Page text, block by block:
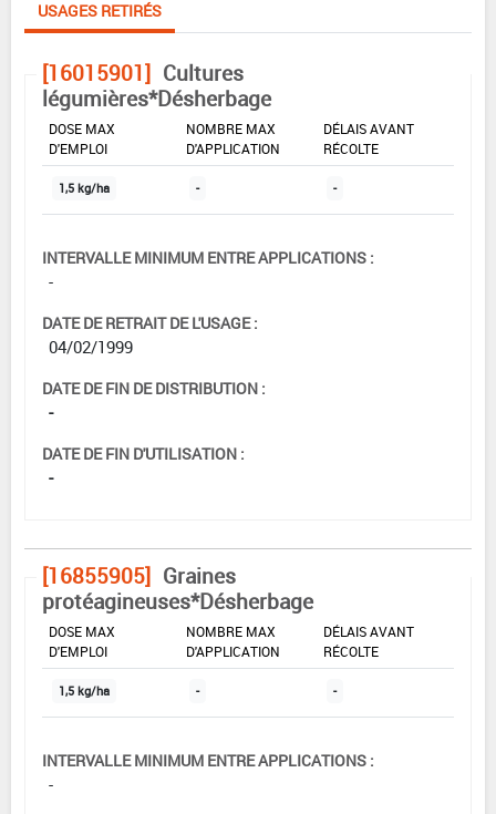
USAGES RETIRÉS
[16015901] Cultures
légumières*Désherbage
DOSE MAX
D'EMPLOI
NOMBRE MAX
D'APPLICATION
DÉLAIS AVANT
RÉCOLTE
1,5 kg/ha - -
INTERVALLE MINIMUM ENTRE APPLICATIONS :
-
DATE DE RETRAIT DE L'USAGE :
04/02/1999
DATE DE FIN DE DISTRIBUTION :
-
DATE DE FIN D'UTILISATION :
-
[16855905] Graines
protéagineuses*Désherbage
DOSE MAX
D'EMPLOI
NOMBRE MAX
D'APPLICATION
DÉLAIS AVANT
RÉCOLTE
1,5 kg/ha - -
INTERVALLE MINIMUM ENTRE APPLICATIONS :
-